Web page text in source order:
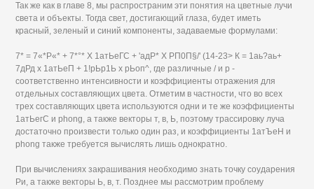
Так же как в главе 8, мы распространим эти понятия на цветные лучи
света и объекты. Тогда свет, достигающий глаза, будет иметь
красный, зеленый и синий компоненты, задаваемые формулами:
7* = 7«*Р«* + 7*°* Х 1атЬеГС + 'адР* Х РП0П§/' (14-23> К = 1аь?аь+
7дРд х 1атЬеП + 1!рЬр1Ь х рЬоп^, где различные / и р -
соответственно интенсивности и коэффициенты отражения для
отдельных составляющих цвета. Отметим в частности, что во всех
трех составляющих цвета используются одни и те же коэффициенты
1атЬегС и phong, а также векторы т, в, Ь, поэтому трассировку луча
достаточно произвести только один раз, и коэффициенты 1атЪеН и
phong также требуется вычислять лишь однократно.
При вычислениях закрашивания необходимо знать точку соударения
Ри, а также векторы Ь, в, т. Позднее мы рассмотрим проблему